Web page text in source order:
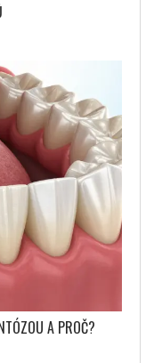
A PROČ?